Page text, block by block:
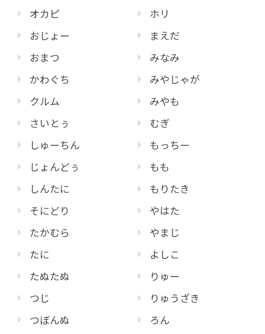
オカピ
おじょー
おまつ
かわぐち
クルム
さいとぅ
しゅーちん
じょんどぅ
しんたに
そにどり
たかむら
たに
たぬたぬ
つじ
つぼんぬ
ホリ
まえだ
みなみ
みやじゃが
みやも
むぎ
もっちー
もも
もりたき
やはた
やまじ
よしこ
りゅー
りゅうざき
ろん